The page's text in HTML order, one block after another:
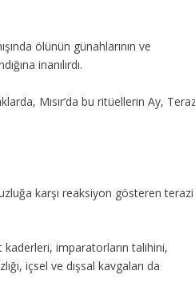
ölünün günahlarının ve
inanılırdı.
Mısır’da bu ritüellerin Ay,
karşı reaksiyon gösteren terazi
kaderleri, imparatorların talihini,
içsel ve dışsal kavgaları da